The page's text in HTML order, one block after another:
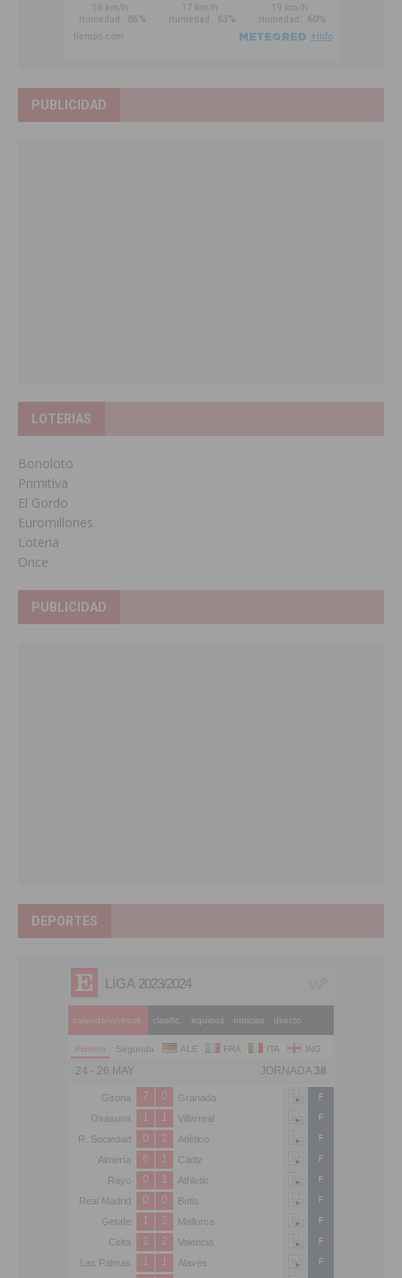
PUBLICIDAD
LOTERIAS
Bonoloto
Primitiva
El Gordo
Euromillones
Loteria
Once
PUBLICIDAD
DEPORTES